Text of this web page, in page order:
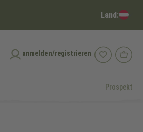
Land:
anmelden/registrieren
Prospekt